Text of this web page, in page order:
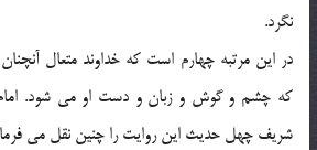
نگرد.
در اين مرتبه چهارم است كه خداوند متعال
كه چشم و گوش و زبان و دست او مي شود.
شريف چهل حديث اين روايت را چنين نقل مي